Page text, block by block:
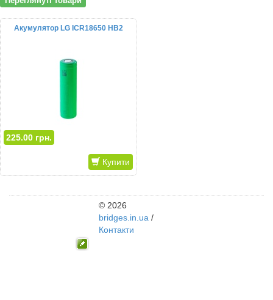
Акумулятор LG ICR18650 HB2
225.00 грн.
Купити
© 2026
bridges.in.ua /
Контакти